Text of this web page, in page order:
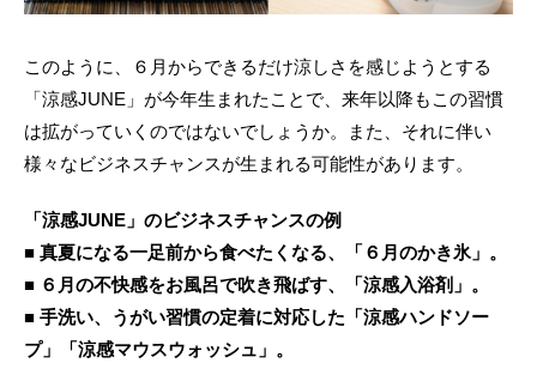
このように、６月からできるだけ涼しさを感じようとする
「涼感JUNE」が今年生まれたことで、来年以降もこの習慣
は拡がっていくのではないでしょうか。また、それに伴い
様々なビジネスチャンスが生まれる可能性があります。
「涼感JUNE」のビジネスチャンスの例
■ 真夏になる一足前から食べたくなる、「６月のかき氷」。
■ ６月の不快感をお風呂で吹き飛ばす、「涼感入浴剤」。
■ 手洗い、うがい習慣の定着に対応した「涼感ハンドソー
プ」「涼感マウスウォッシュ」。